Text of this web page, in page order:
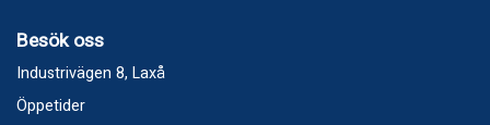
Besök oss
Industrivägen 8, Laxå
Öppetider